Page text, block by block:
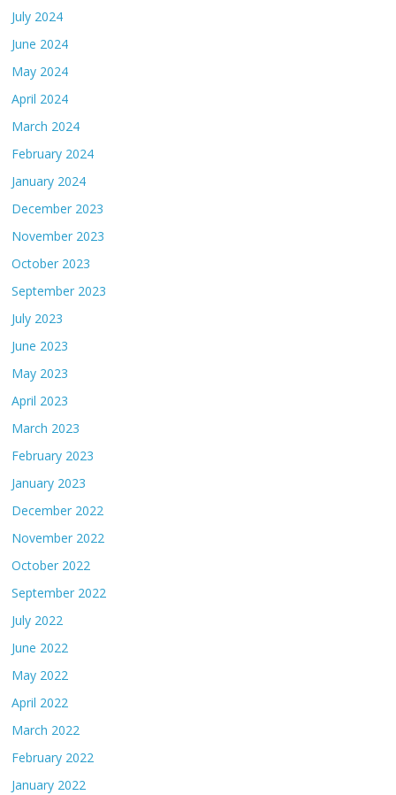
July 2024
June 2024
May 2024
April 2024
March 2024
February 2024
January 2024
December 2023
November 2023
October 2023
September 2023
July 2023
June 2023
May 2023
April 2023
March 2023
February 2023
January 2023
December 2022
November 2022
October 2022
September 2022
July 2022
June 2022
May 2022
April 2022
March 2022
February 2022
January 2022